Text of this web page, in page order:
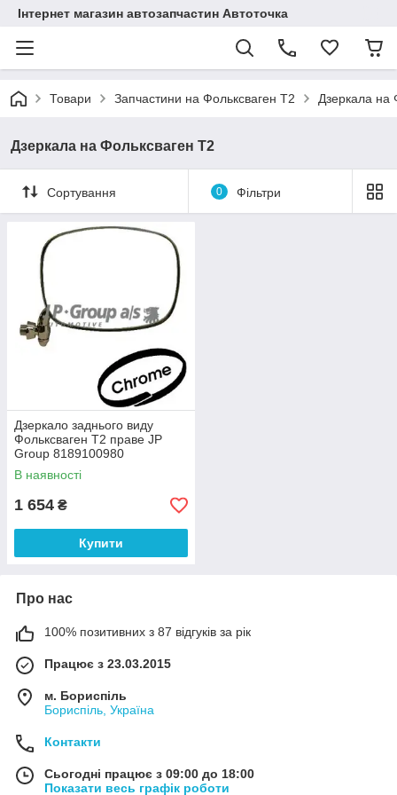
Інтернет магазин автозапчастин Автоточка
Товари Запчастини на Фольксваген Т2 Дзеркала на
Дзеркала на Фольксваген Т2
Сортування 0 Фільтри
Дзеркало заднього виду
Фольксваген Т2 праве JP
Group 8189100980
В наявності
1 654 ₴
Купити
Про нас
100% позитивних з 87 відгуків за рік
Працює з 23.03.2015
м. Бориспіль
Бориспіль, Україна
Контакти
Сьогодні працює з 09:00 до 18:00
Показати весь графік роботи